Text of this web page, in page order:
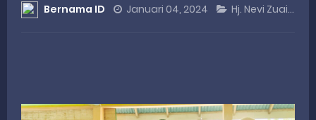
Rahmat Saleh Nilai Penataan BUMN Perlu, Asalkan Layanan Publik Tetap Terjaga
Bernama ID Januari 04, 2024 Hj. Nevi Zuairina